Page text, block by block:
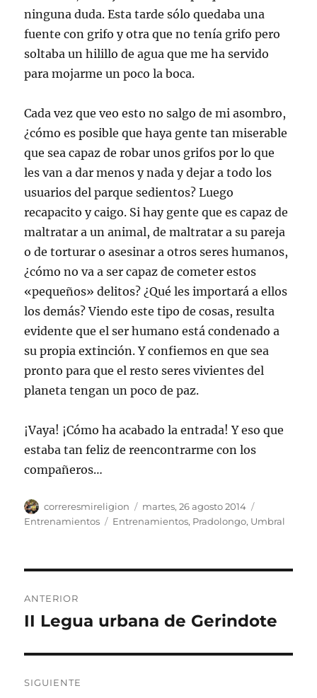
ninguna duda. Esta tarde sólo quedaba una
fuente con grifo y otra que no tenía grifo pero
soltaba un hilillo de agua que me ha servido
para mojarme un poco la boca.
Cada vez que veo esto no salgo de mi asombro,
¿cómo es posible que haya gente tan miserable
que sea capaz de robar unos grifos por lo que
les van a dar menos y nada y dejar a todo los
usuarios del parque sedientos? Luego
recapacito y caigo. Si hay gente que es capaz de
maltratar a un animal, de maltratar a su pareja
o de torturar o asesinar a otros seres humanos,
¿cómo no va a ser capaz de cometer estos
«pequeños» delitos? ¿Qué les importará a ellos
los demás? Viendo este tipo de cosas, resulta
evidente que el ser humano está condenado a
su propia extinción. Y confiemos en que sea
pronto para que el resto seres vivientes del
planeta tengan un poco de paz.
¡Vaya! ¡Cómo ha acabado la entrada! Y eso que
estaba tan feliz de reencontrarme con los
compañeros…
Autor
correresmireligion
Publicado
el
martes, 26 agosto 2014
Entrenamientos
Etiquetas
Entrenamientos, Pradolongo, Umbral
de
ANTERIOR
Entrada
II Legua urbana de Gerindote
SIGUIENTE